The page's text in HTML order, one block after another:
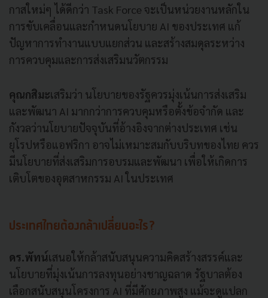
กาสใหม่ๆ ได้ดีกว่า Task Force จะเป็นหน่วยงานหลักใน
การขับเคลื่อนและกำหนดนโยบาย AI ของประเทศ แก้
ปัญหาการทำงานแบบแยกส่วน และสร้างสมดุลระหว่าง
การควบคุมและการส่งเสริมนวัตกรรม
คุณกสิมะเสริมว่า นโยบายของรัฐควรมุ่งเน้นการส่งเสริม
และพัฒนา AI มากกว่าการควบคุมหรือตั้งข้อจำกัด และ
กังวลว่านโยบายปัจจุบันที่อ้างอิงจากต่างประเทศ เช่น
ยุโรปหรือแอฟริกา อาจไม่เหมาะสมกับบริบทของไทย ควร
มีนโยบายที่ส่งเสริมการอบรมและพัฒนา เพื่อให้เกิดการ
เติบโตของอุตสาหกรรม AI ในประเทศ
ประเทศไทยต้องกล้าเปลี่ยนอะไร?
ดร.พัทน์เสนอให้กล้าสนับสนุนความคิดสร้างสรรค์และ
นโยบายที่มุ่งเน้นการลงทุนอย่างชาญฉลาด รัฐบาลต้อง
เลือกสนับสนุนโครงการ AI ที่มีศักยภาพสูง แม้จะดูแปลก